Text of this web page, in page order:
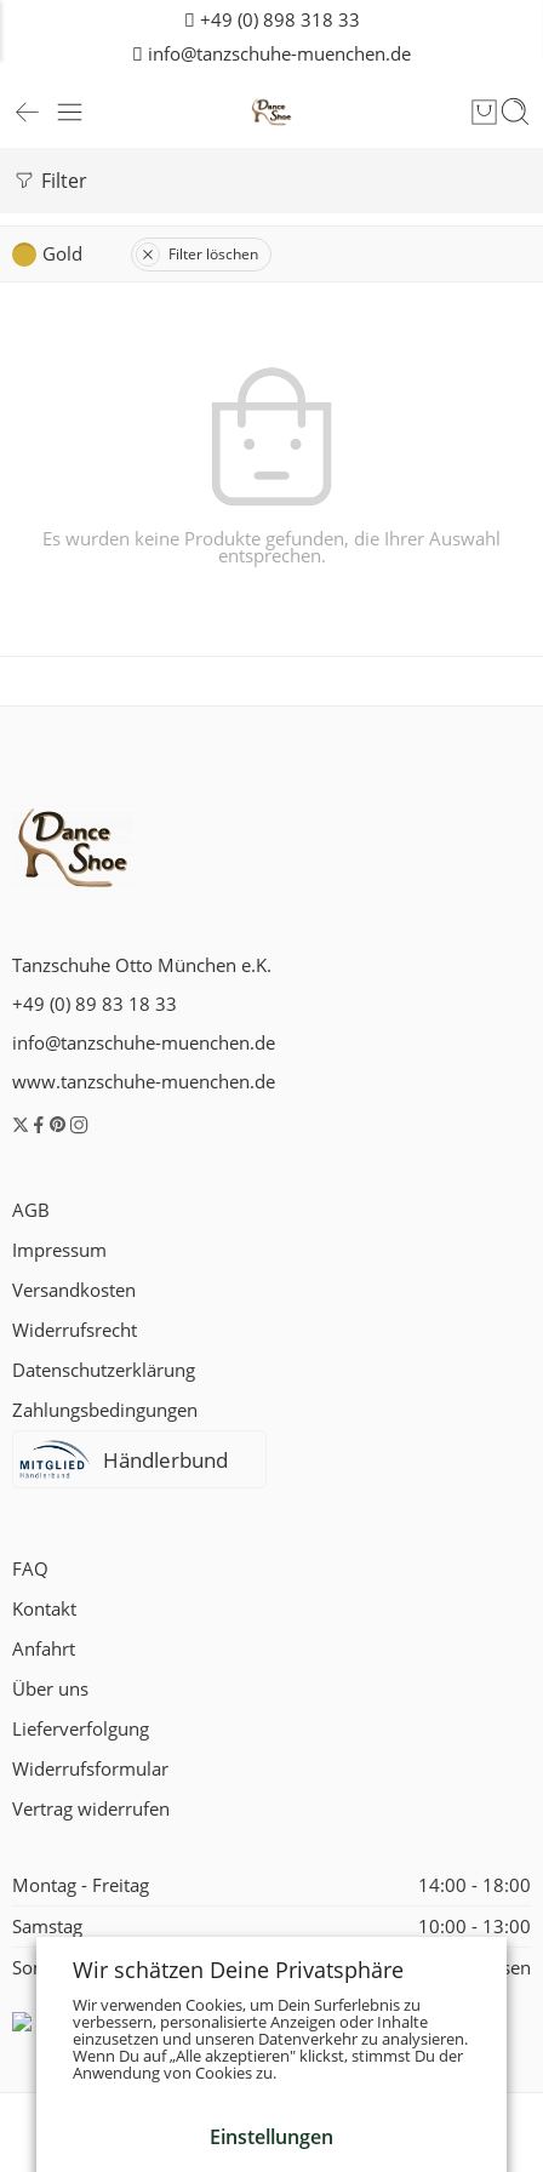
+49 (0) 898 318 33
info@tanzschuhe-muenchen.de
Filter
Gold Filter löschen
Es wurden keine Produkte gefunden, die Ihrer Auswahl
entsprechen.
Tanzschuhe Otto München e.K.
+49 (0) 89 83 18 33
info@tanzschuhe-muenchen.de
www.tanzschuhe-muenchen.de
AGB
Impressum
Versandkosten
Widerrufsrecht
Datenschutzerklärung
Zahlungsbedingungen
Händlerbund
FAQ
Kontakt
Anfahrt
Über uns
Lieferverfolgung
Widerrufsformular
Vertrag widerrufen
Montag - Freitag
14:00 - 18:00
Samstag
10:00 - 13:00
Sonntag
Geschlossen
Tanzschuhe Otto München e.K.
Wir schätzen Deine Privatsphäre
Wir verwenden Cookies, um Dein Surferlebnis zu
verbessern, personalisierte Anzeigen oder Inhalte
einzusetzen und unseren Datenverkehr zu analysieren.
Wenn Du auf „Alle akzeptieren" klickst, stimmst Du der
Anwendung von Cookies zu.
Einstellungen